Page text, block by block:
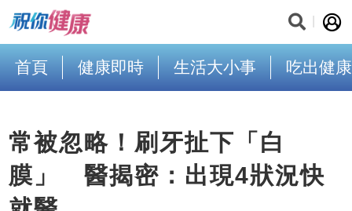
首頁 健康即時 生活大小事 吃出健康
常被忽略！刷牙扯下「白
膜」 醫揭密：出現4狀況快